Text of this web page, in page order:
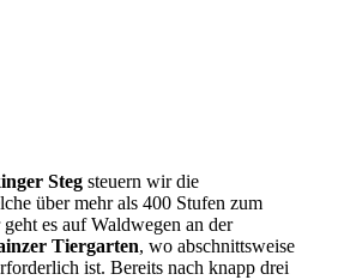
Steg steuern wir die
über mehr als 400 Stufen zum
es auf Waldwegen an der
Tiergarten, wo abschnittsweise
ist. Bereits nach knapp drei